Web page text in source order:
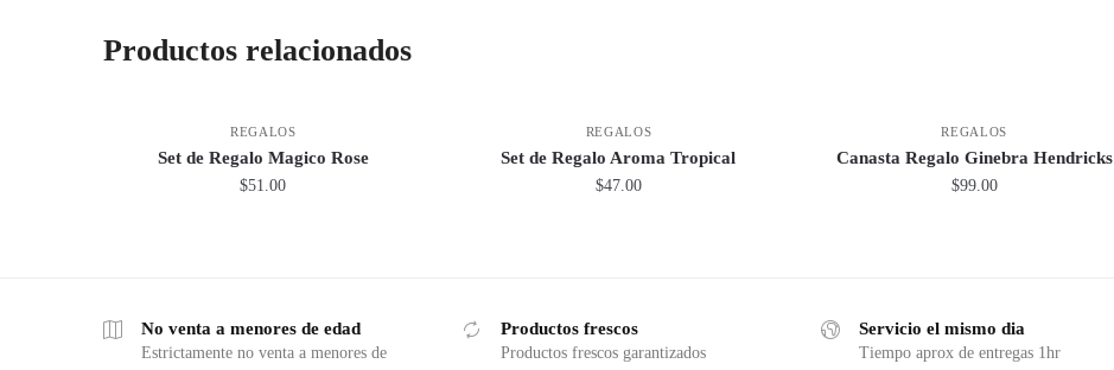
Productos relacionados
REGALOS
Set de Regalo Magico Rose
$51.00
REGALOS
Set de Regalo Aroma Tropical
$47.00
REGALOS
Canasta Regalo Ginebra Hendricks
$99.00
No venta a menores de edad
Estrictamente no venta a menores de
Productos frescos
Productos frescos garantizados
Servicio el mismo dia
Tiempo aprox de entregas 1hr